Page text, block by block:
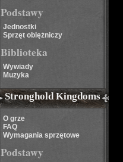
Podstawy
Jednostki
Sprzęt oblężniczy
Biblioteka
Wywiady
Muzyka
Stronghold Kingdoms
O grze
FAQ
Wymagania sprzętowe
Podstawy